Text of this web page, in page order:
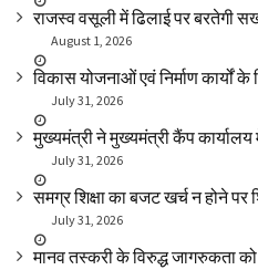
राजस्व वसूली में ढिलाई पर बरतेगी
August 1, 2026
विकास योजनाओं एवं निर्माण कार्यों के
July 31, 2026
मुख्यमंत्री ने मुख्यमंत्री कैंप
July 31, 2026
समग्र शिक्षा का बजट खर्च न होने पर
July 31, 2026
मानव तस्करी के विरुद्ध जागरुकता